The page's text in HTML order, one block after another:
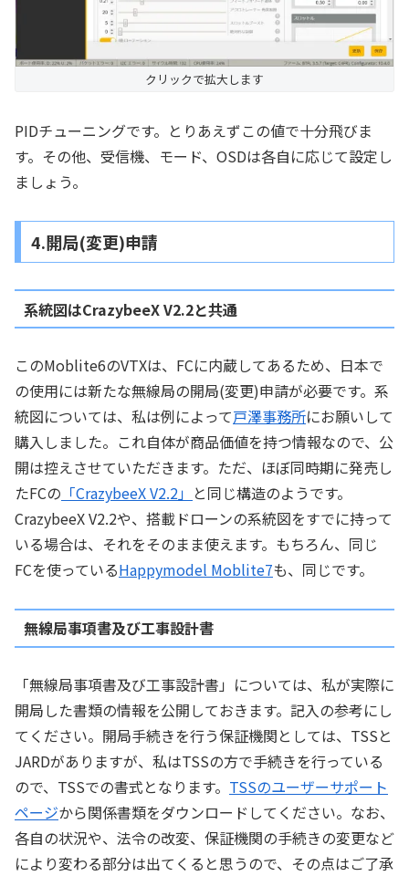
クリックで拡大します
PIDチューニングです。とりあえずこの値で十分飛びま
す。その他、受信機、モード、OSDは各自に応じて設定し
ましょう。
4.開局(変更)申請
系統図はCrazybeeX V2.2と共通
このMoblite6のVTXは、FCに内蔵してあるため、日本で
の使用には新たな無線局の開局(変更)申請が必要です。系
統図については、私は例によって戸澤事務所にお願いして
購入しました。これ自体が商品価値を持つ情報なので、公
開は控えさせていただきます。ただ、ほぼ同時期に発売し
たFCの 「CrazybeeX V2.2」 と同じ構造のようです。
CrazybeeX V2.2や、搭載ドローンの系統図をすでに持って
いる場合は、それをそのまま使えます。もちろん、同じ
FCを使っているHappymodel Moblite7も、同じです。
無線局事項書及び工事設計書
「無線局事項書及び工事設計書」については、私が実際に
開局した書類の情報を公開しておきます。記入の参考にし
てください。開局手続きを行う保証機関としては、TSSと
JARDがありますが、私はTSSの方で手続きを行っている
ので、TSSでの書式となります。 TSSのユーザーサポート
ページから関係書類をダウンロードしてください。なお、
各自の状況や、法令の改変、保証機関の手続きの変更など
により変わる部分は出てくると思うので、その点はご了承